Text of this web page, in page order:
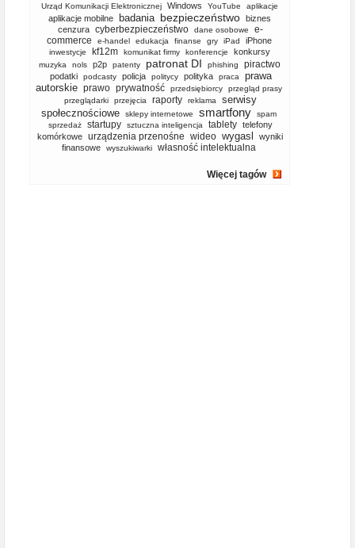
Urząd Komunikacji Elektronicznej Windows YouTube aplikacje
aplikacje mobilne badania bezpieczeństwo biznes
cenzura cyberbezpieczeństwo dane osobowe
e-
commerce
e-handel edukacja finanse gry iPad iPhone
inwestycje kf12m komunikat firmy konferencje konkursy
muzyka nols p2p patenty patronat DI phishing piractwo
podatki podcasty policja politycy polityka praca
prawa
autorskie prawo prywatność przedsiębiorcy
przegląd prasy
przeglądarki
przejęcia raporty reklama
serwisy
społecznościowe
sklepy internetowe smartfony
spam
sprzedaż
startupy sztuczna inteligencja tablety telefony
komórkowe
urządzenia przenośne wideo wygasl
wyniki
finansowe
wyszukiwarki własność intelektualna
Więcej tagów